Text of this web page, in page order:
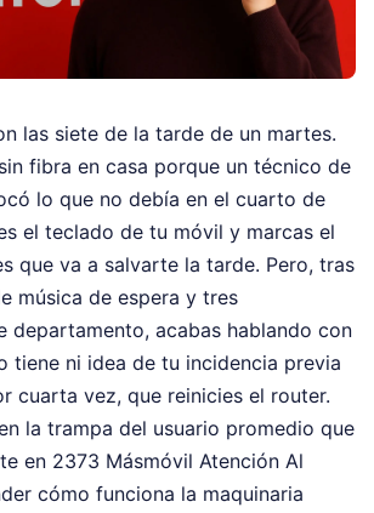
las siete de la tarde de un martes.
fibra en casa porque un técnico de
lo que no debía en el cuarto de
el teclado de tu móvil y marcas el
que va a salvarte la tarde. Pero, tras
música de espera y tres
departamento, acabas hablando con
tiene ni idea de tu incidencia previa
cuarta vez, que reinicies el router.
la trampa del usuario promedio que
en 2373 Másmóvil Atención Al
cómo funciona la maquinaria